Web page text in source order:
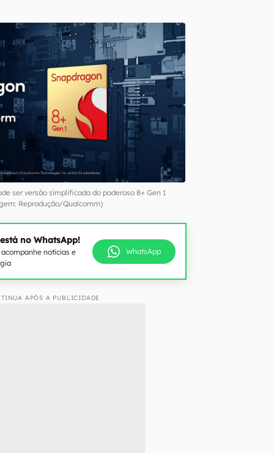
ser versão simplificada do poderoso 8+ Gen 1
Reprodução/Qualcomm)
no WhatsApp!
notícias e
WhatsApp
APÓS A PUBLICIDADE